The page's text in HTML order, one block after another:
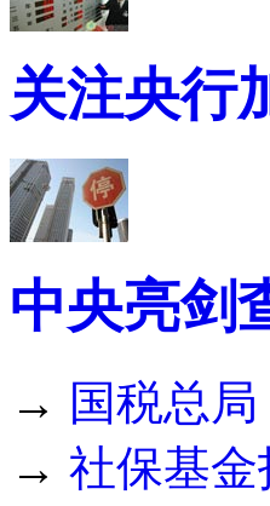
关注央行
中央亮剑
→ 国税总
→ 社保基